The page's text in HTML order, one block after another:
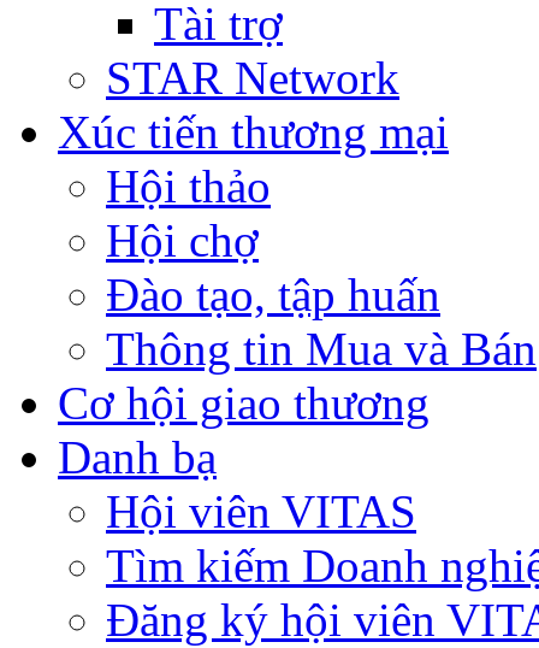
Tài trợ
STAR Network
Xúc tiến thương mại
Hội thảo
Hội chợ
Đào tạo, tập huấn
Thông tin Mua và Bán
Cơ hội giao thương
Danh bạ
Hội viên VITAS
Tìm kiếm Doanh
Đăng ký hội viên